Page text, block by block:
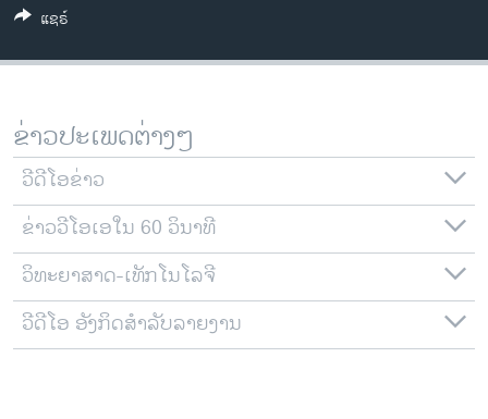
ລາຍການກະຈາຍສຽງ
ຕິດຕາມພວກເຮົາ ທີ່
ພາສາຕ່າງໆ
ແຊຣ໌
ຂ່າວປະເພດຕ່າງໆ
ວີດີໂອຂ່າວ
ຂ່າວວີໂອເອໃນ 60 ວິນາທີ
ວິທະຍາສາດ-ເທັກໂນໂລຈີ
ວີດີໂອ ອັງກິດສຳລັບລາຍງານ